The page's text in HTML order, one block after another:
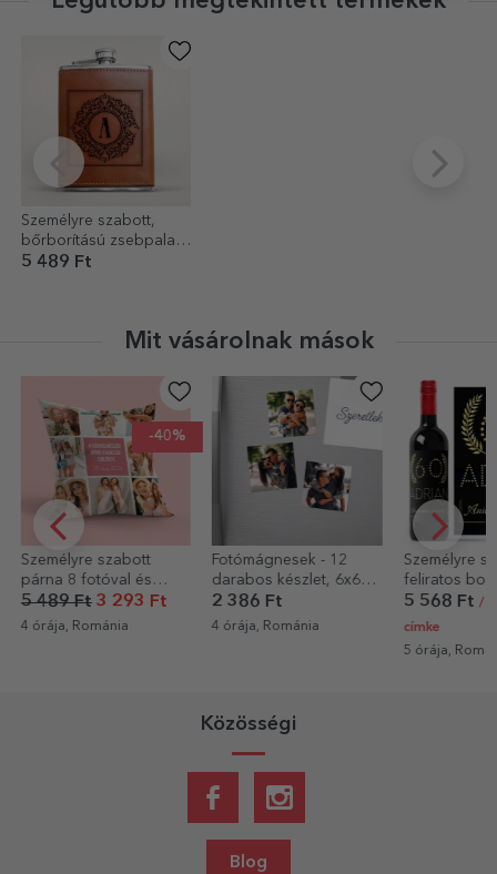
Személyre szabott,
bőrborítású zsebpalack
– Elegant Monogram
5 489 Ft
Mit vásárolnak mások
Fotómágnesek - 12
darabos készlet, 6x6
cm
2 386 Ft
4 órája, Románia
Személyre szabott,
feliratos bor – Gold
5 568 Ft
címke
Személyre
eszpresszós
fotóval és
2 704 Ft
5 órája,
Közösségi
Blog